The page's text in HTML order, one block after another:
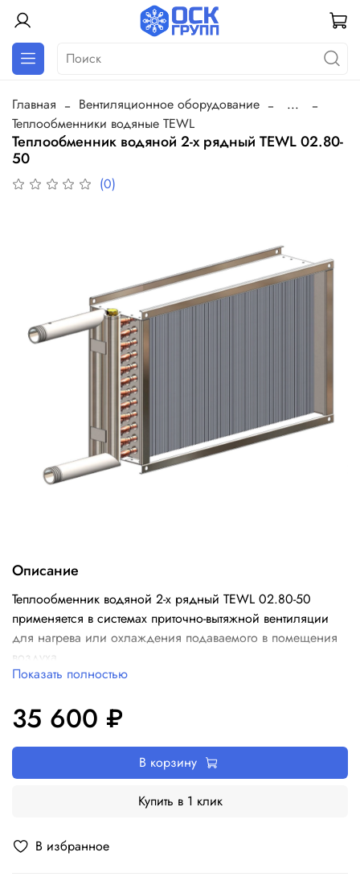
Главная Вентиляционное оборудование
...
Теплообменники водяные TEWL
Теплообменник водяной 2-х рядный TEWL 02.80-
50
(0)
В избранное
Описание
Теплообменник водяной 2-х рядный TEWL 02.80-50
применяется в системах приточно-вытяжной вентиляции
для нагрева или охлаждения подаваемого в помещения
воздуха.
Показать полностью
35 600 ₽
В корзину
Купить в 1 клик